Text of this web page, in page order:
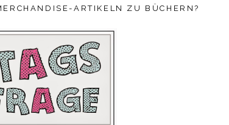
ARTIKELN ZU BÜCHERN?